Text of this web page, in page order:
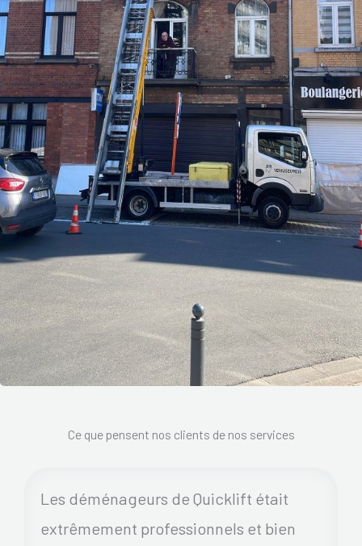
Ce que pensent nos clients de nos services
Les déménageurs de Quicklift était
extrêmement professionnels et bien